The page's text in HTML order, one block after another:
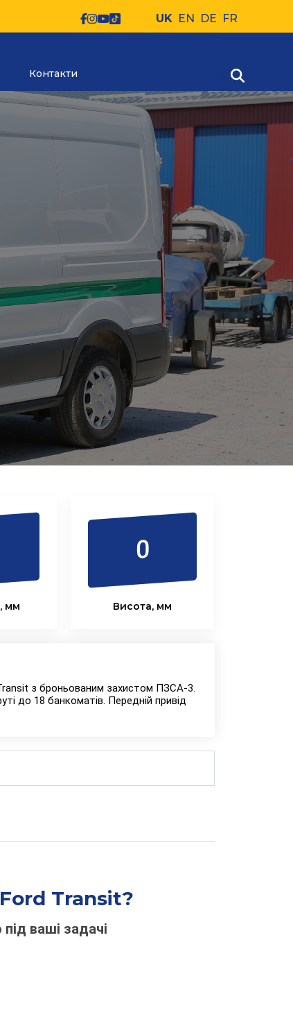
UK EN DE FR
Контакти
мм Висота, мм
0
з броньованим захистом ПЗСА-3.
до 18 банкоматів. Передній привід
Transit?
ваші задачі